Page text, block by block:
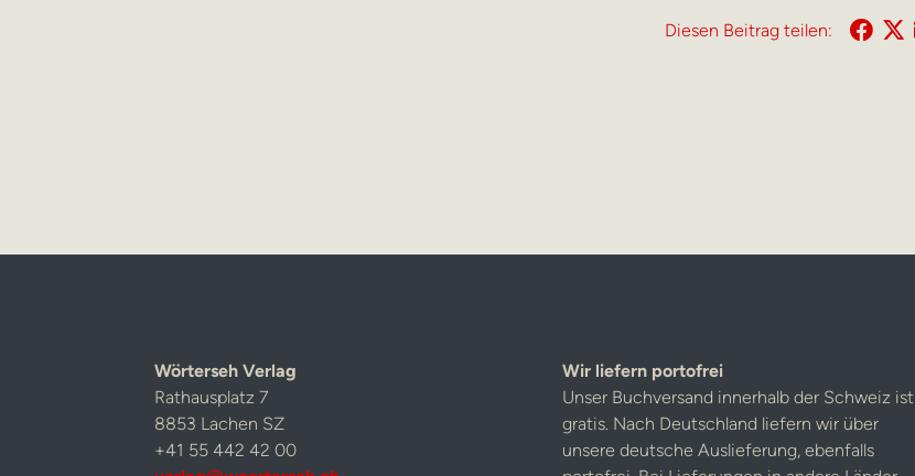
Diesen Beitrag teilen:
Wörterseh Verlag
Rathausplatz 7
8853 Lachen SZ
+41 55 442 42 00
Wir liefern portofrei
Unser Buchversand innerhalb der Schweiz ist
gratis. Nach Deutschland liefern wir über
unsere deutsche Auslieferung, ebenfalls